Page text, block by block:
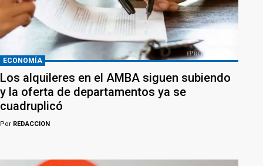
ECONOMÍA
Los alquileres en el AMBA siguen subiendo
y la oferta de departamentos ya se
cuadruplicó
Por REDACCION